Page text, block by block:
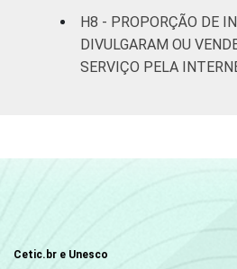
R$831-
R$1246-
CLASSE
H8 - PROPORÇÃO DE
DIVULGARAM OU
SERVIÇO PELA
Cetic.br e Unesco